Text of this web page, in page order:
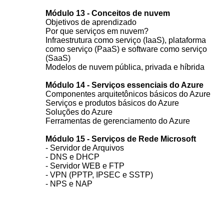
Módulo 13 - Conceitos de nuvem
Objetivos de aprendizado
Por que serviços em nuvem?
Infraestrutura como serviço (IaaS), plataforma
como serviço (PaaS) e software como serviço
(SaaS)
Modelos de nuvem pública, privada e híbrida
Módulo 14 - Serviços essenciais do Azure
Componentes arquitetônicos básicos do Azure
Serviços e produtos básicos do Azure
Soluções do Azure
Ferramentas de gerenciamento do Azure
Módulo 15 - Serviços de Rede Microsoft
- Servidor de Arquivos
- DNS e DHCP
- Servidor WEB e FTP
- VPN (PPTP, IPSEC e SSTP)
- NPS e NAP